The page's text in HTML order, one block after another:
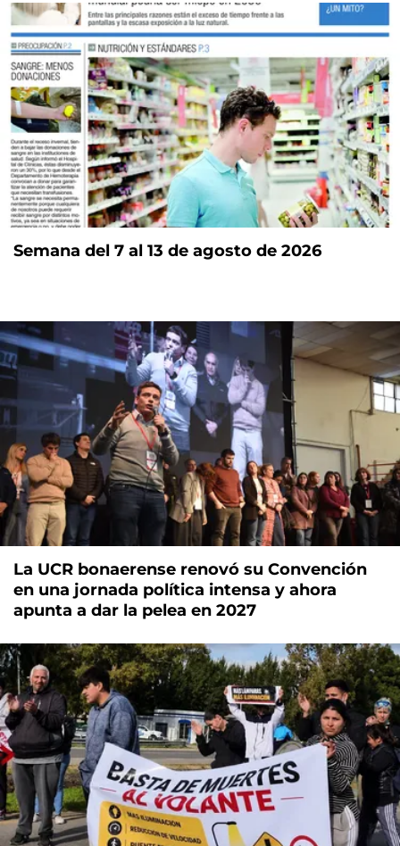
Semana del 7 al 13 de agosto de 2026
La UCR bonaerense renovó su Convención
en una jornada política intensa y ahora
apunta a dar la pelea en 2027